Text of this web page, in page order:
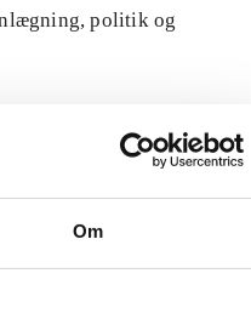
Om
politik og